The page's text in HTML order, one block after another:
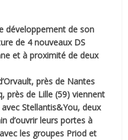
développement de son
de 4 nouveaux DS
et à proximité de deux
près de Nantes
près de Lille (59) viennent
Stellantis&You, deux
d’ouvrir leurs portes à
les groupes Priod et